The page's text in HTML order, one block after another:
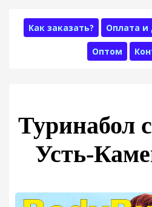
Как заказать? Оплата и
Оптом
Туринабол
Усть-